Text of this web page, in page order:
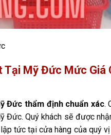
Mỹ Đức Mức Giá
Đức thẩm định chuẩn xác.
Đức. Quý khách sẽ được
tức tại cửa hàng của quý